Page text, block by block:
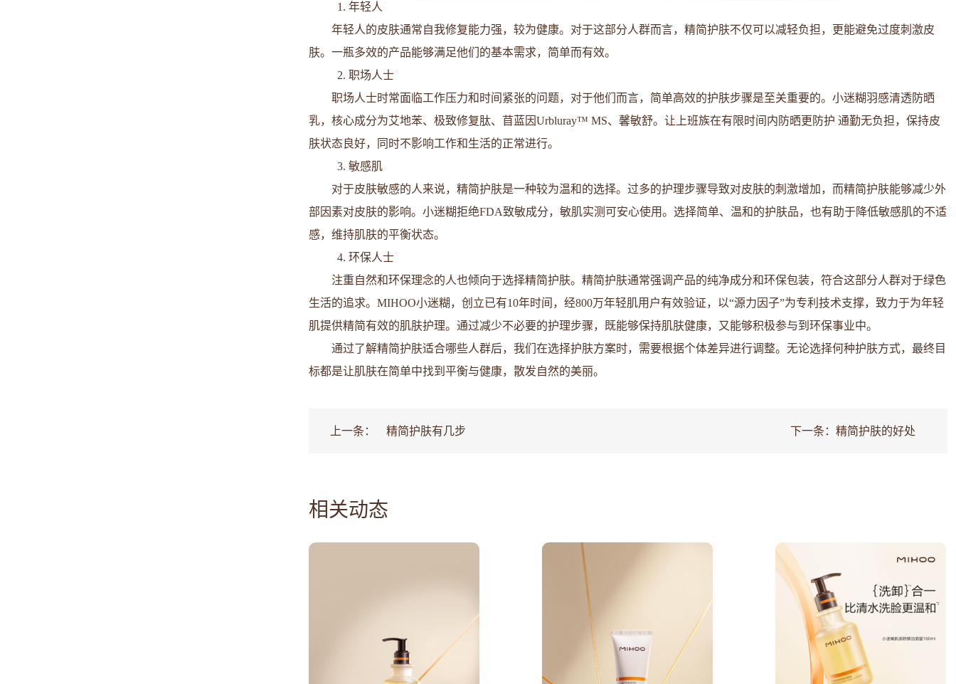
1. 年轻人
年轻人的皮肤通常自我修复能力强，较为健康。对于这部分人群而言，精简护肤不仅可以减轻负担，更能避免过度刺激皮
肤。一瓶多效的产品能够满足他们的基本需求，简单而有效。
2. 职场人士
职场人士时常面临工作压力和时间紧张的问题，对于他们而言，简单高效的护肤步骤是至关重要的。小迷糊羽感清透防晒
乳，核心成分为艾地苯、极致修复肽、苜蓝因Urbluray™ MS、馨敏舒。让上班族在有限时间内防晒更防护 通勤无负担，保持皮
肤状态良好，同时不影响工作和生活的正常进行。
3. 敏感肌
对于皮肤敏感的人来说，精简护肤是一种较为温和的选择。过多的护理步骤导致对皮肤的刺激增加，而精简护肤能够减少外
部因素对皮肤的影响。小迷糊拒绝FDA致敏成分，敏肌实测可安心使用。选择简单、温和的护肤品，也有助于降低敏感肌的不适
感，维持肌肤的平衡状态。
4. 环保人士
注重自然和环保理念的人也倾向于选择精简护肤。精简护肤通常强调产品的纯净成分和环保包装，符合这部分人群对于绿色
生活的追求。MIHOO小迷糊，创立已有10年时间，经800万年轻肌用户有效验证，以“源力因子”为专利技术支撑，致力于为年轻
肌提供精简有效的肌肤护理。通过减少不必要的护理步骤，既能够保持肌肤健康，又能够积极参与到环保事业中。
通过了解精简护肤适合哪些人群后，我们在选择护肤方案时，需要根据个体差异进行调整。无论选择何种护肤方式，最终目
标都是让肌肤在简单中找到平衡与健康，散发自然的美丽。‍
上一条： 精简护肤有几步 下一条： 精简护肤的好处
相关动态